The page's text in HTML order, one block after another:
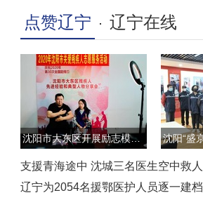
点赞辽宁 辽宁在线
沈阳市大东区开展励志模范云直播访谈活动
支援青海途中 沈城三名医生空中救人
辽宁为2054名援鄂医护人员逐一建档